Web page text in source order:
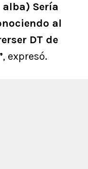
Sería
al
DT de
, expresó.